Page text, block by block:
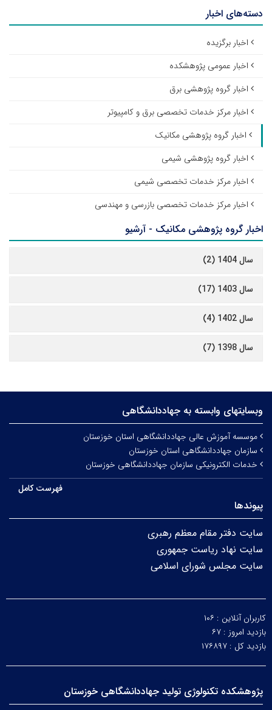
دسته‌های اخبار
اخبار برگزیده
اخبار عمومی پژوهشکده
اخبار گروه پژوهشی برق
اخبار مرکز خدمات تخصصی برق و کامپیوتر
اخبار گروه پژوهشی مکانیک
اخبار گروه پژوهشی شیمی
اخبار مرکز خدمات تخصصی شیمی
اخبار مرکز خدمات تخصصی بازرسی و مهندسی
اخبار گروه پژوهشی مکانیک - آرشیو
سال 1404 (2)
سال 1403 (17)
سال 1402 (4)
سال 1398 (7)
وبسایتهای وابسته به جهاددانشگاهی
موسسه آموزش عالی جهاددانشگاهی استان خوزستان
سازمان جهاددانشگاهی استان خوزستان
خدمات الکترونیکی سازمان جهاددانشگاهی خوزستان
فهرست کامل
پیوندها
سایت دفتر مقام معظم رهبری
سایت نهاد ریاست جمهوری
سایت مجلس شورای اسلامی
کاربران آنلاین : ۱۰۶
بازدید امروز : ۶۷
بازدید کل : ۱۷۶۸۹۷
پژوهشکده تکنولوژی تولید جهاددانشگاهی خوزستان